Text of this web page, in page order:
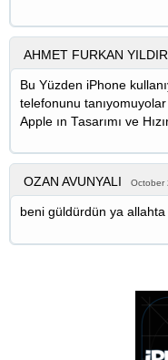
AHMET FURKAN
Bu Yüzden iPhone
telefonunu tanıyomuyolar
Apple ın Tasarımı ve
OZAN AVUNYALI October
beni güldürdün ya